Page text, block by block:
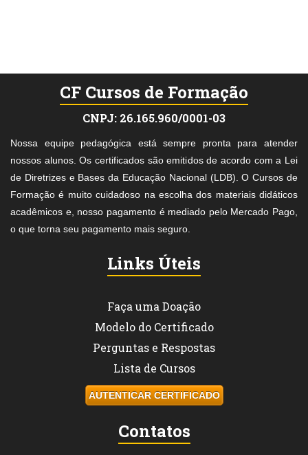
CF Cursos de Formação
CNPJ: 26.165.960/0001-03
Nossa equipe pedagógica está sempre pronta para atender
nossos alunos. Os certificados são emitidos de acordo com a Lei
de Diretrizes e Bases da Educação Nacional (LDB). O Cursos de
Formação é muito cuidadoso na escolha dos materiais didáticos
acadêmicos e, nosso pagamento é mediado pelo Mercado Pago,
o que torna seu pagamento mais seguro.
Links Úteis
Faça uma Doação
Modelo do Certificado
Perguntas e Respostas
Lista de Cursos
AUTENTICAR CERTIFICADO
Contatos